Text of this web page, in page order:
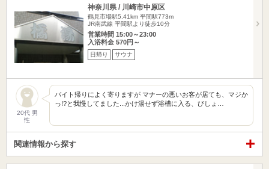
神奈川県 / 川崎市中原区
鶴見市場駅5.41km 平間駅773m
JR南武線 平間駅より徒歩10分
営業時間 15:00～23:00
入浴料金 570円～
日帰り サウナ
20代 男
性
バイト帰りによく寄りますが マナーの悪いお客が居ても、マジか
っ!?と我慢してました...かけ湯せず浴槽に入る、びしょ…
関連情報から探す